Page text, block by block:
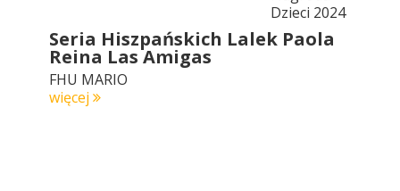
Seria Hiszpańskich Lalek Paola
Reina Las Amigas
FHU MARIO
więcej